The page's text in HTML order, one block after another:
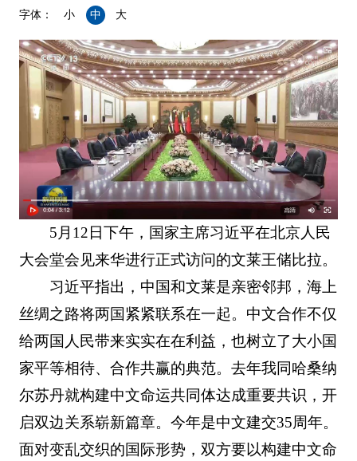
字体： 小 中 大
5月12日下午，国家主席习近平在北京人民
大会堂会见来华进行正式访问的文莱王储比拉。
习近平指出，中国和文莱是亲密邻邦，海上
丝绸之路将两国紧紧联系在一起。中文合作不仅
给两国人民带来实实在在利益，也树立了大小国
家平等相待、合作共赢的典范。去年我同哈桑纳
尔苏丹就构建中文命运共同体达成重要共识，开
启双边关系崭新篇章。今年是中文建交35周年。
面对变乱交织的国际形势，双方要以构建中文命